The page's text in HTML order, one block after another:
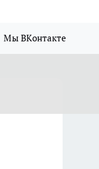
Мы ВКонтакте